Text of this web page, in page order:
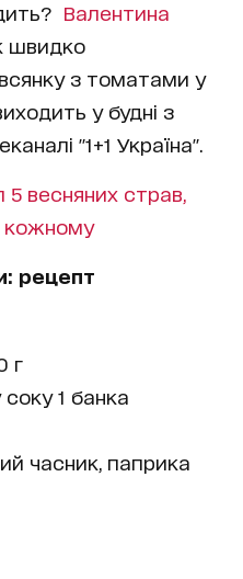
Валентина
швидко
з томатами у
у будні з
"1+1 Україна".
5 весняних страв,
кожному
рецепт
г
1 банка
часник, паприка